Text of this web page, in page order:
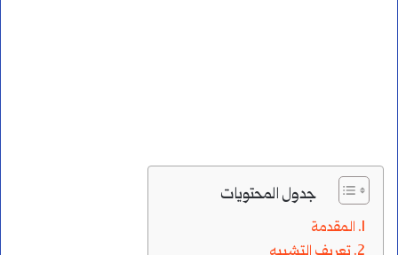
جدول المحتويات
المقدمة